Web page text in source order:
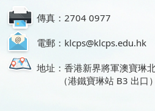
傳真：2704 0977
電郵：klcps@klcps.edu.hk
地址：香港新界將軍澳寶琳
（港鐵寶琳站 B3 出口）